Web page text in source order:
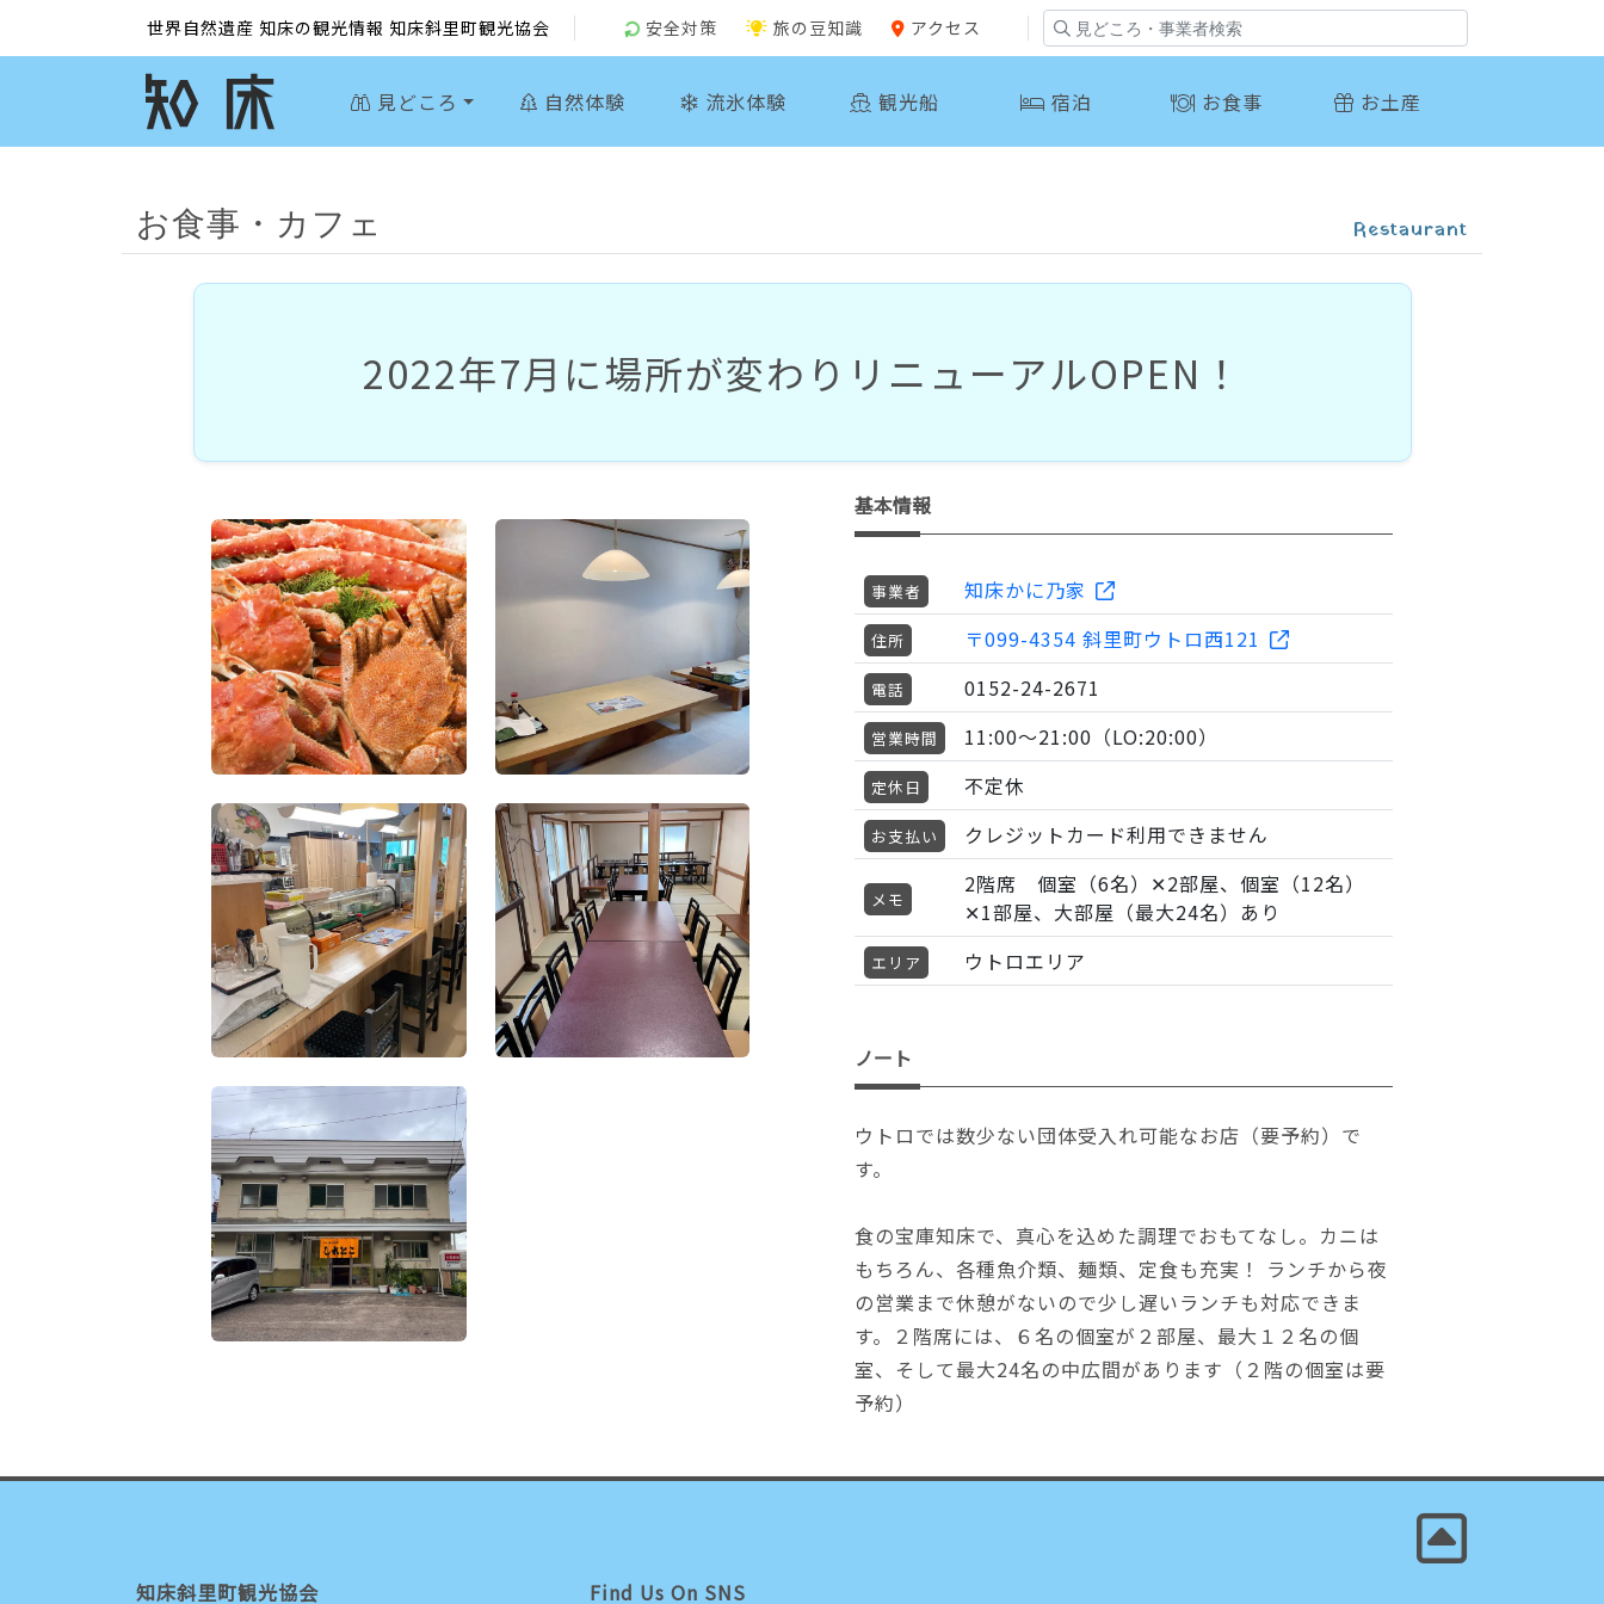
世界自然遺産 知床の観光情報 知床斜里町観光協会 安全対策 旅の豆知識 アクセス
見どころ 自然体験 流氷体験 観光船 宿泊 お食事 お土産
お食事・カフェ Restaurant
2022年7月に場所が変わりリニューアルOPEN！
基本情報
事業者 知床かに乃家
住所 〒099-4354 斜里町ウトロ西121
電話 0152-24-2671
営業時間 11:00〜21:00（LO:20:00）
定休日 不定休
お支払い クレジットカード利用できません
メモ
2階席 個室（6名）✕2部屋、個室（12名）
✕1部屋、大部屋（最大24名）あり
エリア ウトロエリア
ノート
ウトロでは数少ない団体受入れ可能なお店（要予約）で
す。
食の宝庫知床で、真心を込めた調理でおもてなし。カニは
もちろん、各種魚介類、麺類、定食も充実！ ランチから夜
の営業まで休憩がないので少し遅いランチも対応できま
す。２階席には、６名の個室が２部屋、最大１２名の個
室、そして最大24名の中広間があります（２階の個室は要
予約）
知床斜里町観光協会 Find Us On SNS